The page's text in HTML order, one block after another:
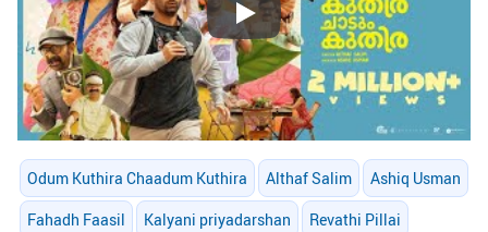
Play
Odum Kuthira Chaadum Kuthira Althaf Salim Ashiq Usman
Fahadh Faasil Kalyani priyadarshan Revathi Pillai